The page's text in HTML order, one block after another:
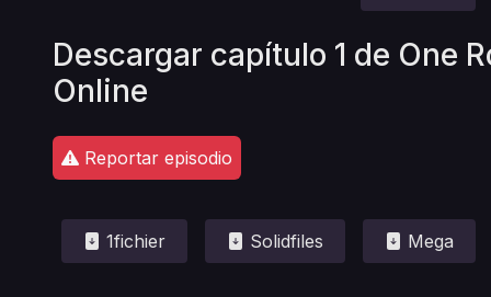
Descargar capítulo 1 de One
Online
Reportar episodio
1fichier Solidfiles Mega